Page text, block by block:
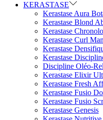
KERASTASE
Kerastase Aura
Kerastase Blond
Kerastase
Kerastase Curl
Kerastase
Kerastase
Discipline Oléo-
Kerastase Elixir
Kerastase Fresh
Kerastase Fusio
Kerastase Fusio
Kerastase Genesis